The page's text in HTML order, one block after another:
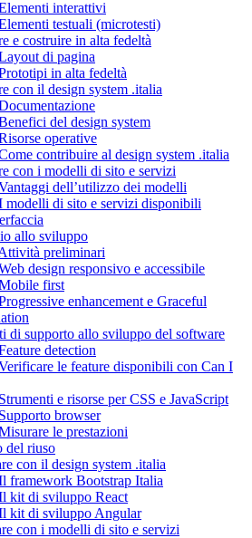
interattivi
testuali (microtesti)
e costruire in alta fedeltà
di pagina
in alta fedeltà
con il design system .italia
del design system
operative
contribuire al design system .italia
con i modelli di sito e servizi
dell’utilizzo dei modelli
modelli di sito e servizi disponibili
allo sviluppo
preliminari
design responsivo e accessibile
first
enhancement e Graceful
di supporto allo sviluppo del software
detection
le feature disponibili con Can I
e risorse per CSS e JavaScript
browser
le prestazioni
del riuso
con il design system .italia
framework Bootstrap Italia
kit di sviluppo React
kit di sviluppo Angular
con i modelli di sito e servizi